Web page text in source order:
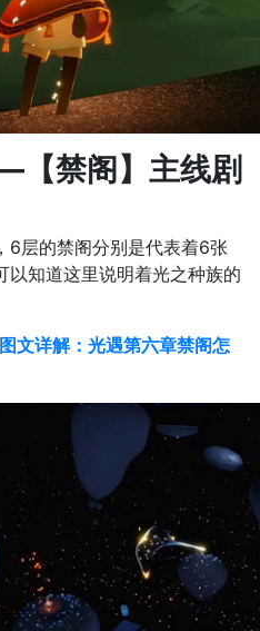
禁阁】主线剧
6层的禁阁分别是代表着6张
以知道这里说明着光之种族的
文详解：光遇第六章禁阁怎